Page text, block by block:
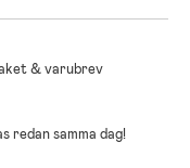
& varubrev
redan samma dag!